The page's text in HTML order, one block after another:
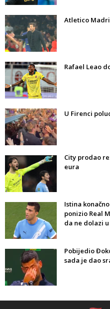
Atletico
Rafael Leao
U Firenci
City prodao
eura
Istina
ponizio Real
da ne dolazi
Pobijedio
sada je dao